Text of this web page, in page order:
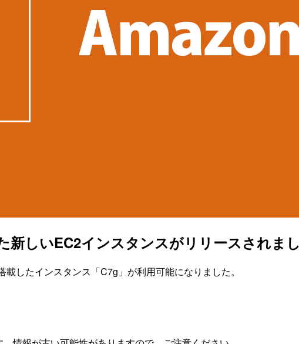
新しいEC2インスタンスがリリースされま
したインスタンス「C7g」が利用可能になりました。